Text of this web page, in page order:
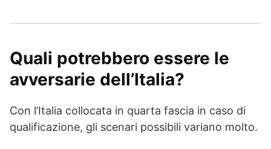
Quali potrebbero essere le
avversarie dell’Italia?
Con l’Italia collocata in quarta fascia in caso di
qualificazione, gli scenari possibili variano molto.